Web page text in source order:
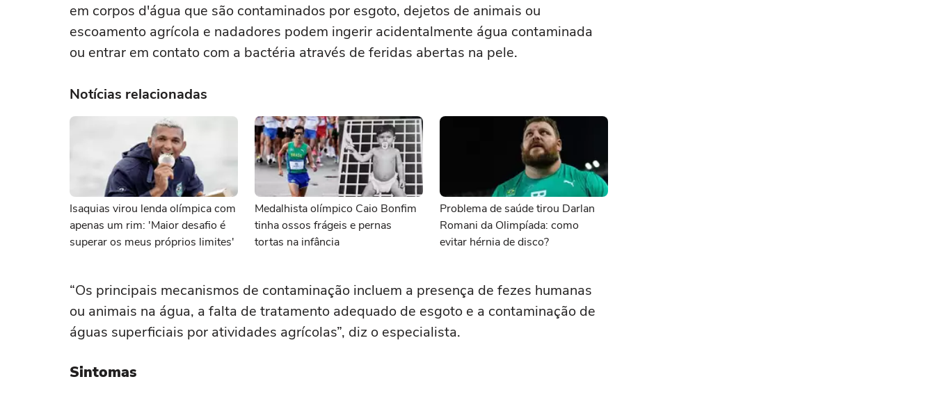
em corpos d'água que são contaminados por esgoto, dejetos de animais ou
escoamento agrícola e nadadores podem ingerir acidentalmente água contaminada
ou entrar em contato com a bactéria através de feridas abertas na pele.
Notícias relacionadas
Isaquias virou lenda olímpica com
apenas um rim: 'Maior desafio é
superar os meus próprios limites'
Medalhista olímpico Caio Bonfim
tinha ossos frágeis e pernas
tortas na infância
Problema de saúde tirou Darlan
Romani da Olimpíada: como
evitar hérnia de disco?
“Os principais mecanismos de contaminação incluem a presença de fezes humanas
ou animais na água, a falta de tratamento adequado de esgoto e a contaminação de
águas superficiais por atividades agrícolas”, diz o especialista.
Sintomas